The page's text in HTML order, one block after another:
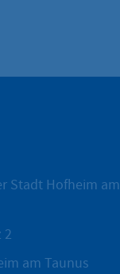
Stadt Hofheim am
2
am Taunus